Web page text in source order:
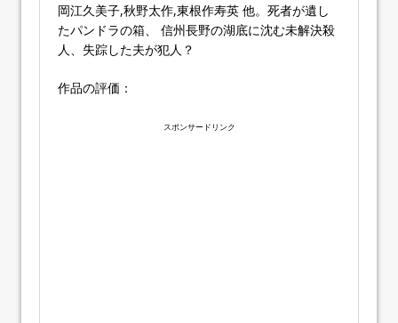
岡江久美子,秋野太作,東根作寿英 他。死者が遺し
たパンドラの箱、 信州長野の湖底に沈む未解決殺
人、失踪した夫が犯人？
作品の評価：
スポンサードリンク